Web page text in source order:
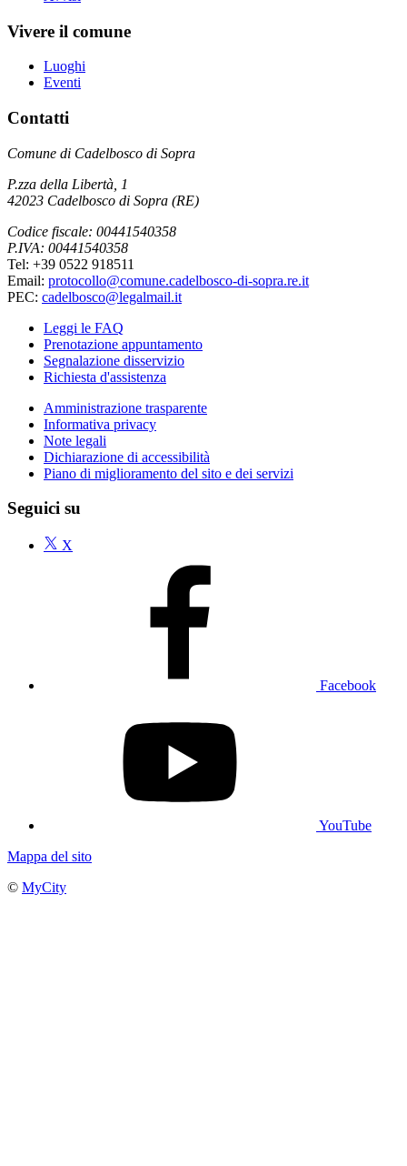
Vivere il comune
Luoghi
Eventi
Contatti
Comune di Cadelbosco di Sopra
P.zza della Libertà, 1
42023 Cadelbosco di Sopra (RE)
Codice fiscale: 00441540358
P.IVA: 00441540358
Tel: +39 0522 918511
Email: protocollo@comune.cadelbosco-di-sopra.re.it
PEC: cadelbosco@legalmail.it
Leggi le FAQ
Prenotazione appuntamento
Segnalazione disservizio
Richiesta d'assistenza
Amministrazione trasparente
Informativa privacy
Note legali
Dichiarazione di accessibilità
Piano di miglioramento del sito e dei servizi
Seguici su
X
Facebook
YouTube
Mappa del sito
© MyCity